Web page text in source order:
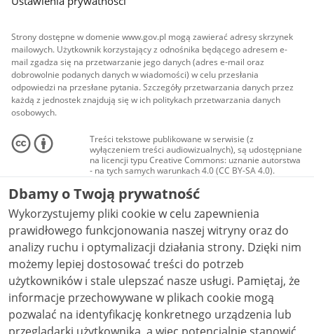
Strony dostępne w domenie www.gov.pl mogą zawierać adresy skrzynek
mailowych. Użytkownik korzystający z odnośnika będącego adresem e-
mail zgadza się na przetwarzanie jego danych (adres e-mail oraz
dobrowolnie podanych danych w wiadomości) w celu przesłania
odpowiedzi na przesłane pytania. Szczegóły przetwarzania danych przez
każdą z jednostek znajdują się w ich politykach przetwarzania danych
osobowych.
Treści tekstowe publikowane w serwisie (z
wyłączeniem treści audiowizualnych), są udostępniane
na licencji typu Creative Commons: uznanie autorstwa
- na tych samych warunkach 4.0 (CC BY-SA 4.0).
Materiały audiowizualne, w tym zdjęcia, materiały
audio i wideo, są udostępniane na licencji typu
Creative Commons: uznanie autorstwa użycie
niekomercyjne - bez utworów zależnych 4.0 (CC BY-
NC-ND 4.0), o ile nie jest to stwierdzone inaczej.
Dbamy o Twoją prywatność
Wykorzystujemy pliki cookie w celu zapewnienia
prawidłowego funkcjonowania naszej witryny oraz do
analizy ruchu i optymalizacji działania strony. Dzięki nim
możemy lepiej dostosować treści do potrzeb
użytkowników i stale ulepszać nasze usługi. Pamiętaj, że
informacje przechowywane w plikach cookie mogą
pozwalać na identyfikację konkretnego urządzenia lub